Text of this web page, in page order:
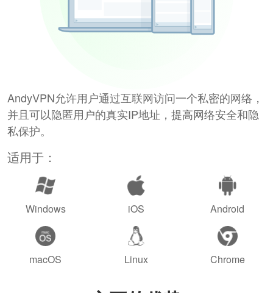
AndyVPN允许用户通过互联网访问一个私密的网络，
并且可以隐匿用户的真实IP地址，提高网络安全和隐
私保护。
适用于：
Windows iOS Android
macOS Linux Chrome